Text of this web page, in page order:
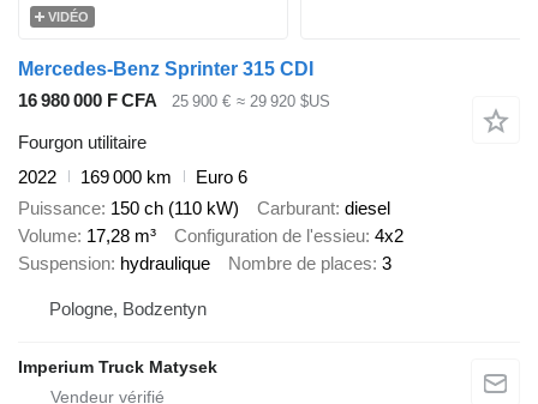
VIDÉO
Mercedes-Benz Sprinter 315 CDI
16 980 000 F CFA
25 900 € ≈ 29 920 $US
Fourgon utilitaire
2022
169 000 km
Euro 6
Puissance 150 ch (110 kW) Carburant diesel
Volume 17,28 m³ Configuration de l'essieu 4x2
Suspension hydraulique Nombre de places 3
Pologne, Bodzentyn
Imperium Truck Matysek